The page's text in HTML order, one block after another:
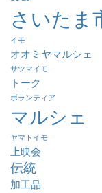
さいたま
イモ
オオミヤマルシェ
サツマイモ
トーク
ボランティア
マルシェ
ヤマトイモ
上映会
伝統
加工品